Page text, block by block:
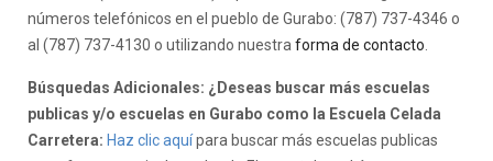
números telefónicos en el pueblo de Gurabo: (787) 737-4346 o
al (787) 737-4130 o utilizando nuestra forma de contacto
Búsquedas Adicionales: ¿Deseas buscar más escuelas
publicas y/o escuelas en Gurabo como la Escuela Celada
Carretera: Haz clic aquípara buscar más escuelas publicas